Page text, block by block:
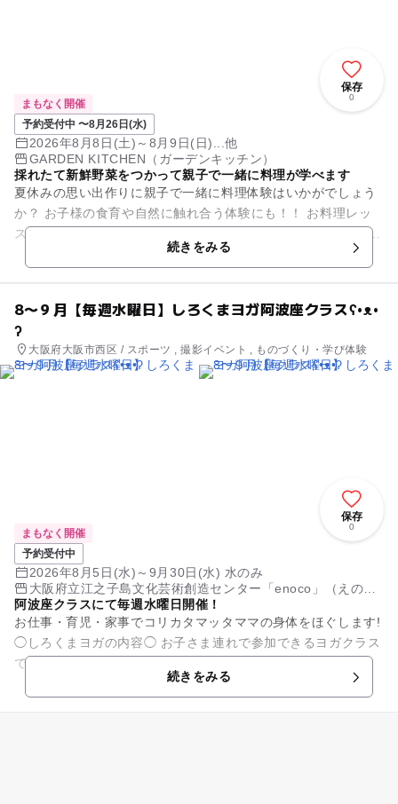
保存
0
まもなく開催
予約受付中 〜8月26日(水)
2026年8月8日(土)～8月9日(日)...他
GARDEN KITCHEN（ガーデンキッチン）
採れたて新鮮野菜をつかって親子で一緒に料理が学べます
夏休みの思い出作りに親子で一緒に料理体験はいかがでしょう
か？ お子様の食育や自然に触れ合う体験にも！！ お料理レッ
スンの前にまず菜園で畑体験 ８月は夏秋野菜の植え付け時期
続きをみる
8〜９月【毎週水曜日】しろくまヨガ阿波座クラスʕ•ᴥ•
ʔ
大阪府大阪市西区 / スポーツ , 撮影イベント , ものづくり・学び体験
保存
0
まもなく開催
予約受付中
2026年8月5日(水)～9月30日(水) 水のみ
大阪府立江之子島文化芸術創造センター「enoco」（えの
こ）
阿波座クラスにて毎週水曜日開催！
お仕事・育児・家事でコリカタマッタママの身体をほぐします!
◯しろくまヨガの内容◯ お子さま連れで参加できるヨガクラス
です。 ・子どもといっしょにヨガ ・服の上からの子どもマッ
続きをみる